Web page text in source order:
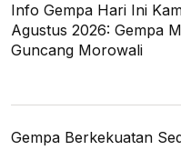
Info Gempa Hari Ini
Agustus 2026: Gempa
Guncang Morowali
Gempa Berkekuatan